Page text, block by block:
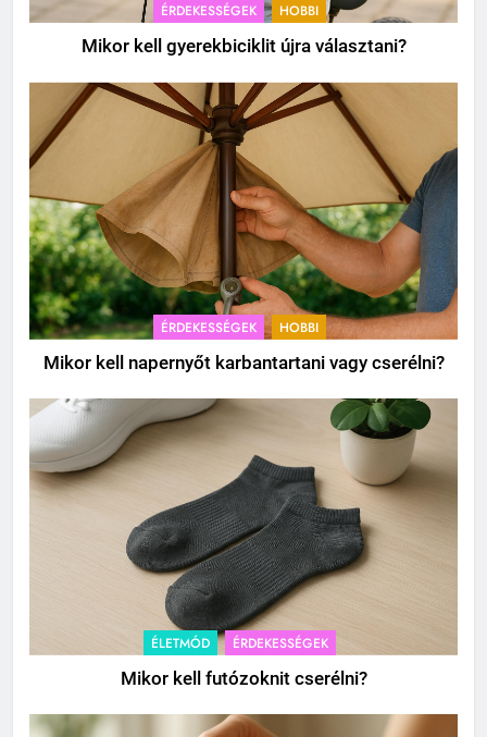
ÉRDEKESSÉGEK HOBBI
Mikor kell gyerekbiciklit újra választani?
ÉRDEKESSÉGEK HOBBI
Mikor kell napernyőt karbantartani vagy cserélni?
ÉLETMÓD ÉRDEKESSÉGEK
Mikor kell futózoknit cserélni?